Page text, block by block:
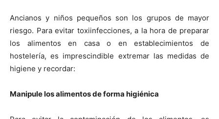
Ancianos y niños pequeños son los grupos de mayor
riesgo. Para evitar toxiinfecciones, a la hora de preparar
los alimentos en casa o en establecimientos de
hostelería, es imprescindible extremar las medidas de
higiene y recordar:
Manipule los alimentos de forma higiénica